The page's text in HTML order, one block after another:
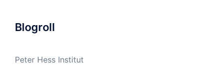
Blogroll
Peter Hess Institut